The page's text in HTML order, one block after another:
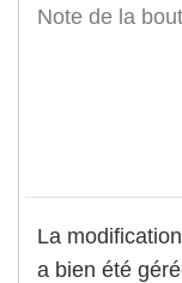
Note de la
La
a bien été